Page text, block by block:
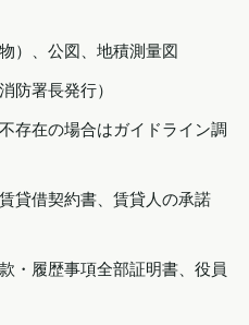
）、公図、地積測量図
防署長発行）
存在の場合はガイドライン調
貸借契約書、賃貸人の承諾
・履歴事項全部証明書、役員